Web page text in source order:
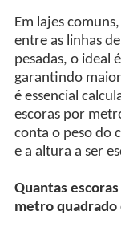
Em lajes
entre as linhas
pesadas, o ideal
garantindo
é essencial
escoras por
conta o peso do
e a altura a ser
Quantas
metro quadrado